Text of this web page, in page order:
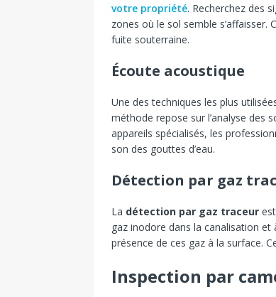
votre propriété. Recherchez des
zones où le sol semble s’affaisser.
fuite souterraine.
Écoute acoustique
Une des techniques les plus
méthode repose sur l’analyse des
appareils spécialisés, les
son des gouttes d’eau.
Détection par gaz
La détection par gaz traceur
gaz inodore dans la canalisation
présence de ces gaz à la surface.
Inspection par